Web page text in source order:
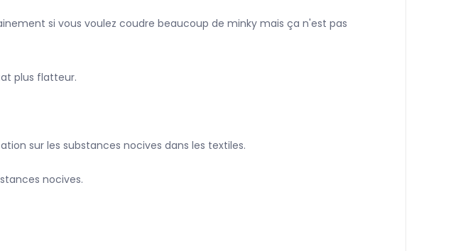
si vous voulez coudre beaucoup de minky mais ça n'est pas
plus flatteur.
sur les substances nocives dans les textiles.
nocives.